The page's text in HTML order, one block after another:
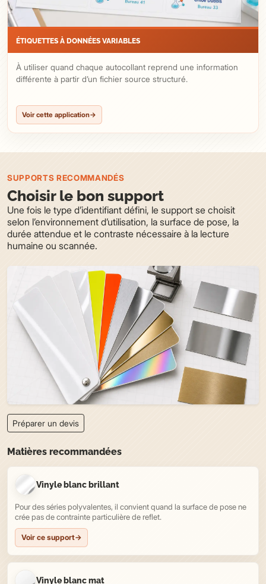
ÉTIQUETTES À DONNÉES VARIABLES
À utiliser quand chaque autocollant reprend une information
différente à partir d’un fichier source structuré.
Voir cette application→
SUPPORTS RECOMMANDÉS
Choisir le bon support
Une fois le type d’identifiant défini, le support se choisit
selon l’environnement d’utilisation, la surface de pose, la
durée attendue et le contraste nécessaire à la lecture
humaine ou scannée.
Préparer un devis
Matières recommandées
Vinyle blanc brillant
Pour des séries polyvalentes, il convient quand la surface de pose ne
crée pas de contrainte particulière de reflet.
Voir ce support→
Vinyle blanc mat